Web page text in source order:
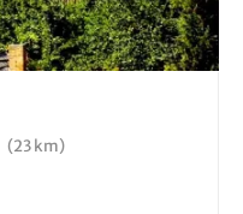
(23 km)